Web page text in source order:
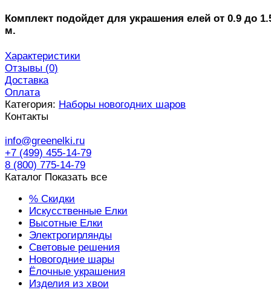
Комплект подойдет для украшения елей от 0.9 до
м.
Характеристики
Отзывы (0)
Доставка
Оплата
Категория: Наборы новогодних шаров
Контакты
info@greenelki.ru
+7 (499) 455-14-79
8 (800) 775-14-79
Каталог Показать все
% Скидки
Искусственные Елки
Высотные Елки
Электрогирлянды
Световые решения
Новогодние шары
Ёлочные украшения
Изделия из хвои